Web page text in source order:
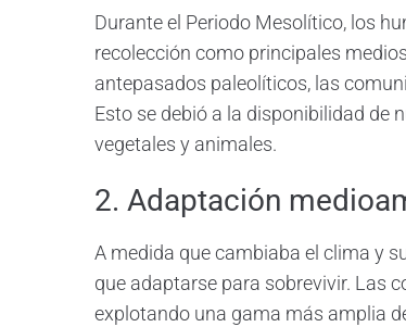
Durante el Periodo Mesolítico, los
recolección como principales
antepasados paleolíticos, las
Esto se debió a la disponibilidad de
vegetales y animales.
2. Adaptación
A medida que cambiaba el clima y
que adaptarse para sobrevivir. Las
explotando una gama más amplia